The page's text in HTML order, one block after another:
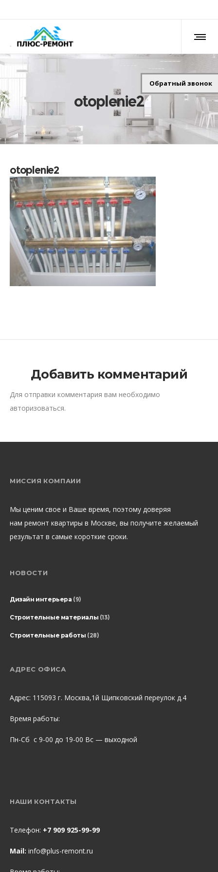
otoplenie2
otoplenie2
Добавить комментарий
Для отправки комментария вам необходимо
авторизоваться.
МИССИЯ КОМПАИИ
Мы ценим свое и Ваше время, поэтому доверяя
нам ремонт квартиры в Москве, вы получите желаемый
результат в самые короткие сроки.
НОВОСТИ
Дизайн интерьера (9)
Строительные материалы (13)
Строительные работы (28)
АДРЕС ОФИСА
Адрес: 115093 г. Москва,1й Щипковский переулок д.4
Время работы:
Пн-Сб с 9-00 до 19-00 Вс — выходной
НАШИ КОНТАКТЫ
Телефон: +7 909 925-99-99
Mail: info@plus-remont.ru
Обратный звонок